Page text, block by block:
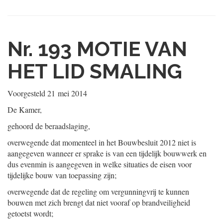
Nr. 193 MOTIE VAN
HET LID SMALING
Voorgesteld 21 mei 2014
De Kamer,
gehoord de beraadslaging,
overwegende dat momenteel in het Bouwbesluit 2012 niet is
aangegeven wanneer er sprake is van een tijdelijk bouwwerk en
dus evenmin is aangegeven in welke situaties de eisen voor
tijdelijke bouw van toepassing zijn;
overwegende dat de regeling om vergunningvrij te kunnen
bouwen met zich brengt dat niet vooraf op brandveiligheid
getoetst wordt;